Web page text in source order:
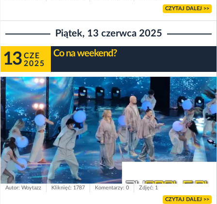
CZYTAJ DALEJ >>
Piątek, 13 czerwca 2025
13 CZE
2025
Co na weekend?
Autor: Woytazz Kliknięć: 1787 Komentarzy: 0 Zdjęć: 1
CZYTAJ DALEJ >>